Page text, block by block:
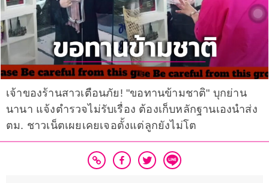
เจ้าของร้านสาวเตือนภัย! "ขอทานข้ามชาติ" บุกย่าน
นานา แจ้งตำรวจไม่รับเรื่อง ต้องเก็บหลักฐานเองนำส่ง
ตม. ชาวเน็ตเผยเคยเจอตั้งแต่ลูกยังไม่โต